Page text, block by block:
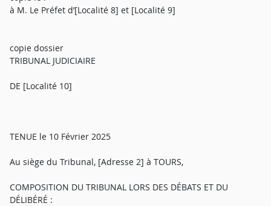
à M. Le Préfet d’[Localité 8] et [Localité 9]
copie dossier
TRIBUNAL JUDICIAIRE
DE [Localité 10]
TENUE le 10 Février 2025
Au siège du Tribunal, [Adresse 2] à TOURS,
COMPOSITION DU TRIBUNAL LORS DES DÉBATS ET DU
DÉLIBÉRÉ :